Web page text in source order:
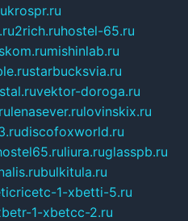
krospr.ru
2rich.ruhostel-65.ru
mishinlab.ru
starbucksvia.ru
vektor-doroga.ru
lenasever.rulovinskix.ru
discofoxworld.ru
liura.ruglasspb.ru
bulkitula.ru
1-xbetti-5.ru
1-xbetcc-2.ru